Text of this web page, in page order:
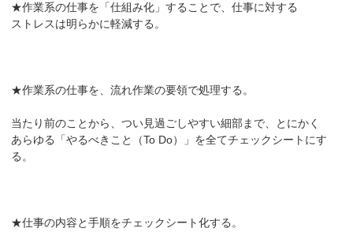
★作業系の仕事を「仕組み化」することで、仕事に対する
ストレスは明らかに軽減する。
★作業系の仕事を、流れ作業の要領で処理する。
当たり前のことから、つい見過ごしやすい細部まで、とにかく
あらゆる「やるべきこと（To Do）」を全てチェックシートにす
る。
★仕事の内容と手順をチェックシート化する。